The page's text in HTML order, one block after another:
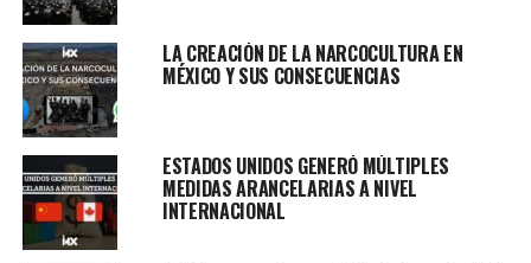
LA CREACIÓN DE LA NARCOCULTURA EN
MÉXICO Y SUS CONSECUENCIAS
ESTADOS UNIDOS GENERÓ MÚLTIPLES
MEDIDAS ARANCELARIAS A NIVEL
INTERNACIONAL